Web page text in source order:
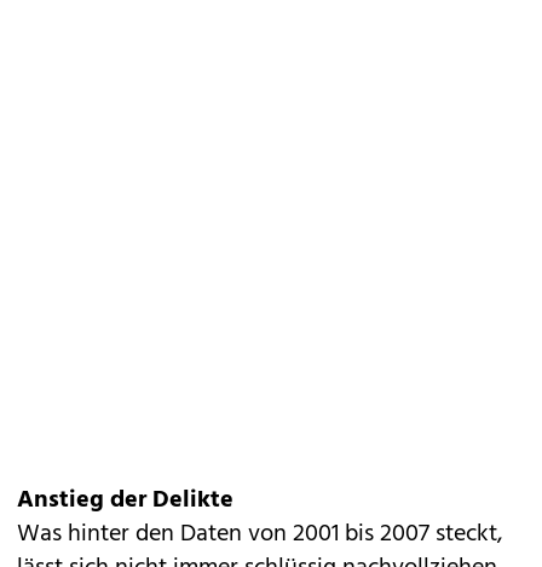
Anstieg der Delikte
Was hinter den Daten von 2001 bis 2007 steckt,